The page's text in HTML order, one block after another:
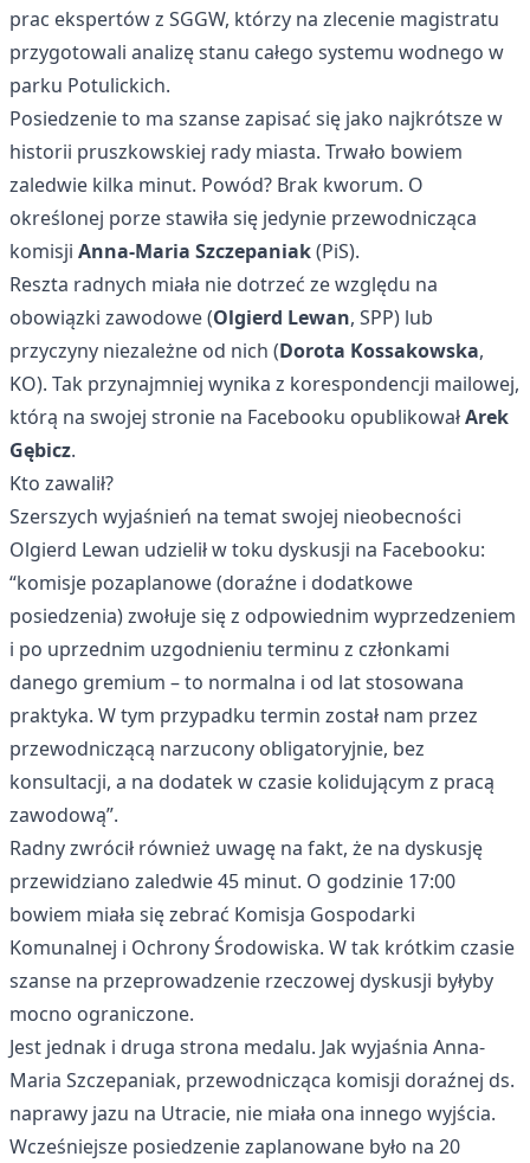
prac ekspertów z SGGW, którzy na zlecenie magistratu
przygotowali analizę stanu całego systemu wodnego w
parku Potulickich.
Posiedzenie to ma szanse zapisać się jako najkrótsze w
historii pruszkowskiej rady miasta. Trwało bowiem
zaledwie kilka minut. Powód? Brak kworum. O
określonej porze stawiła się jedynie przewodnicząca
komisji Anna-Maria Szczepaniak(PiS).
Reszta radnych miała nie dotrzeć ze względu na
obowiązki zawodowe (Olgierd Lewan, SPP) lub
przyczyny niezależne od nich (Dorota Kossakowska,
KO). Tak przynajmniej wynika z korespondencji mailowej,
którą na swojej stronie na Facebooku opublikowałArek
Gębicz.
Kto zawalił?
Szerszych wyjaśnień na temat swojej nieobecności
Olgierd Lewan udzielił w toku dyskusji na Facebooku:
“komisje pozaplanowe (doraźne i dodatkowe
posiedzenia) zwołuje się z odpowiednim wyprzedzeniem
i po uprzednim uzgodnieniu terminu z członkami
danego gremium – to normalna i od lat stosowana
praktyka. W tym przypadku termin został nam przez
przewodniczącą narzucony obligatoryjnie, bez
konsultacji, a na dodatek w czasie kolidującym z pracą
zawodową”.
Radny zwrócił również uwagę na fakt, że na dyskusję
przewidziano zaledwie 45 minut. O godzinie 17:00
bowiem miała się zebrać Komisja Gospodarki
Komunalnej i Ochrony Środowiska. W tak krótkim czasie
szanse na przeprowadzenie rzeczowej dyskusji byłyby
mocno ograniczone.
Jest jednak i druga strona medalu. Jak wyjaśnia Anna-
Maria Szczepaniak, przewodnicząca komisji doraźnej ds.
naprawy jazu na Utracie, nie miała ona innego wyjścia.
Wcześniejsze posiedzenie zaplanowane było na 20